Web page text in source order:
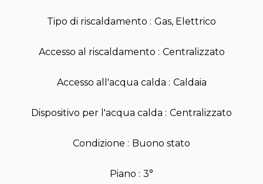
Tipo di riscaldamento Gas, Elettrico
Accesso al riscaldamento Centralizzato
Accesso all'acqua calda Caldaia
Dispositivo per l'acqua calda Centralizzato
Condizione Buono stato
Piano 3°